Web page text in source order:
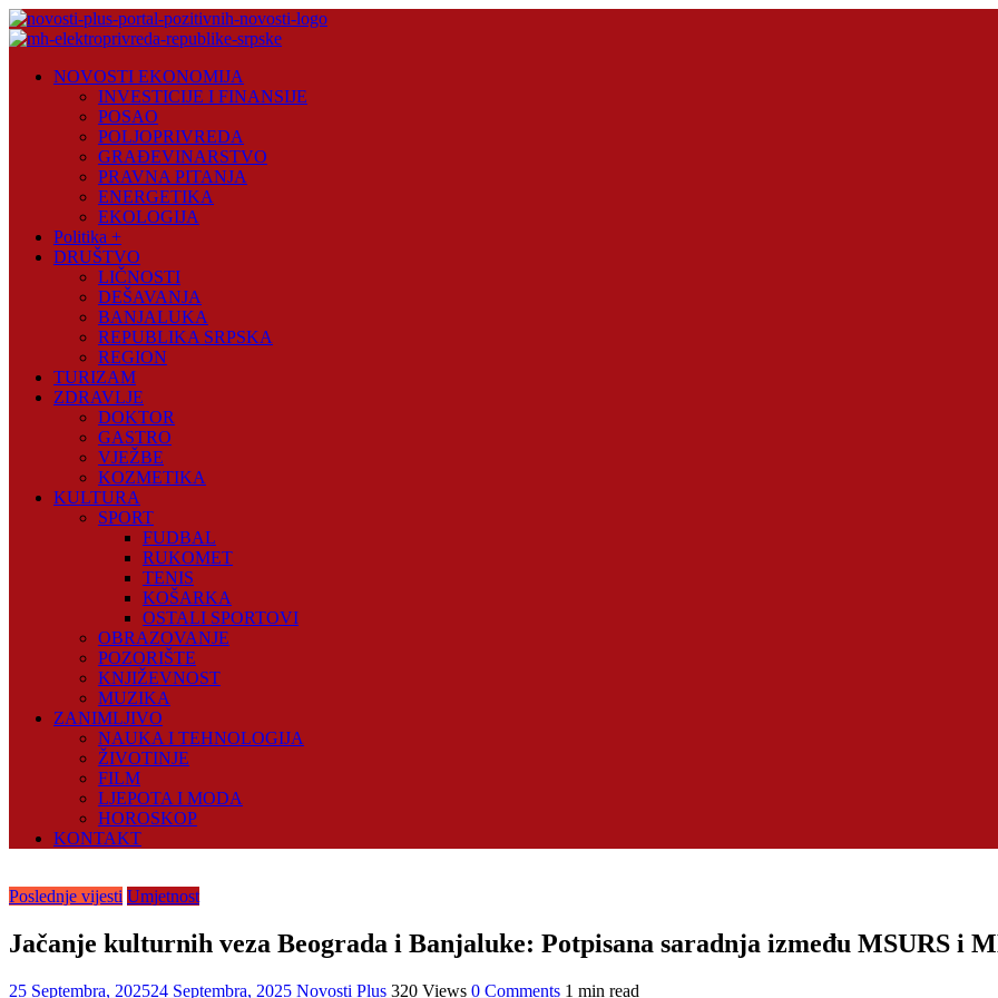
Skip
to
Plus
NOVOSTI EKONOMIJA
INVESTICIJE I FINANSIJE
POSAO
POLJOPRIVREDA
GRAĐEVINARSTVO
PRAVNA PITANJA
ENERGETIKA
EKOLOGIJA
Politika +
DRUŠTVO
LIČNOSTI
DEŠAVANJA
BANJALUKA
REPUBLIKA SRPSKA
REGION
TURIZAM
ZDRAVLJE
DOKTOR
GASTRO
VJEŽBE
KOZMETIKA
KULTURA
SPORT
FUDBAL
RUKOMET
TENIS
KOŠARKA
OSTALI SPORTOVI
OBRAZOVANJE
POZORIŠTE
KNJIŽEVNOST
MUZIKA
ZANIMLJIVO
NAUKA I TEHNOLOGIJA
ŽIVOTINJE
FILM
LJEPOTA I MODA
HOROSKOP
KONTAKT
Poslednje vijesti Umjetnost
Jačanje kulturnih veza Beograda i Banjaluke: Potpisana saradnja između MSURS i
25 Septembra, 202524 Septembra, 2025 Novosti Plus 320 Views 0 Comments 1 min read